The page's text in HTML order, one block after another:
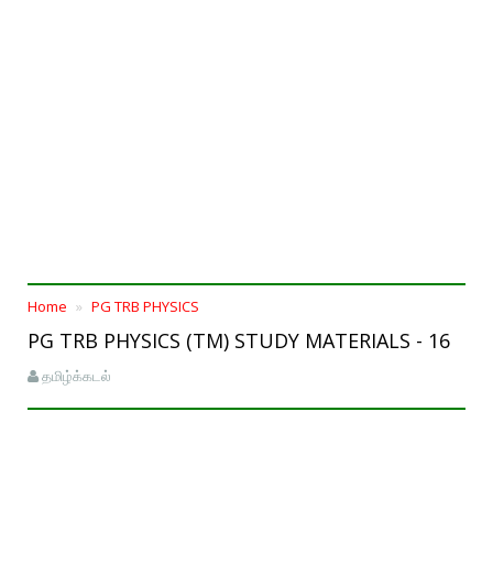
Home PG TRB PHYSICS
PG TRB PHYSICS (TM) STUDY MATERIALS - 16
தமிழ்க்கடல்